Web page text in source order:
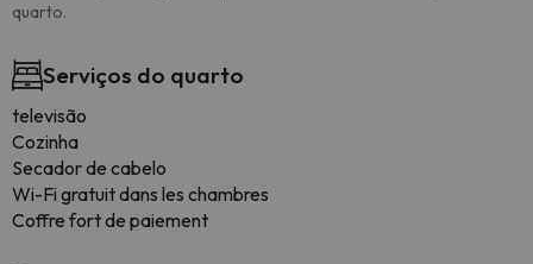
quarto.
Serviços do quarto
televisão
Cozinha
Secador de cabelo
Wi-Fi gratuit dans les chambres
Coffre fort de paiement